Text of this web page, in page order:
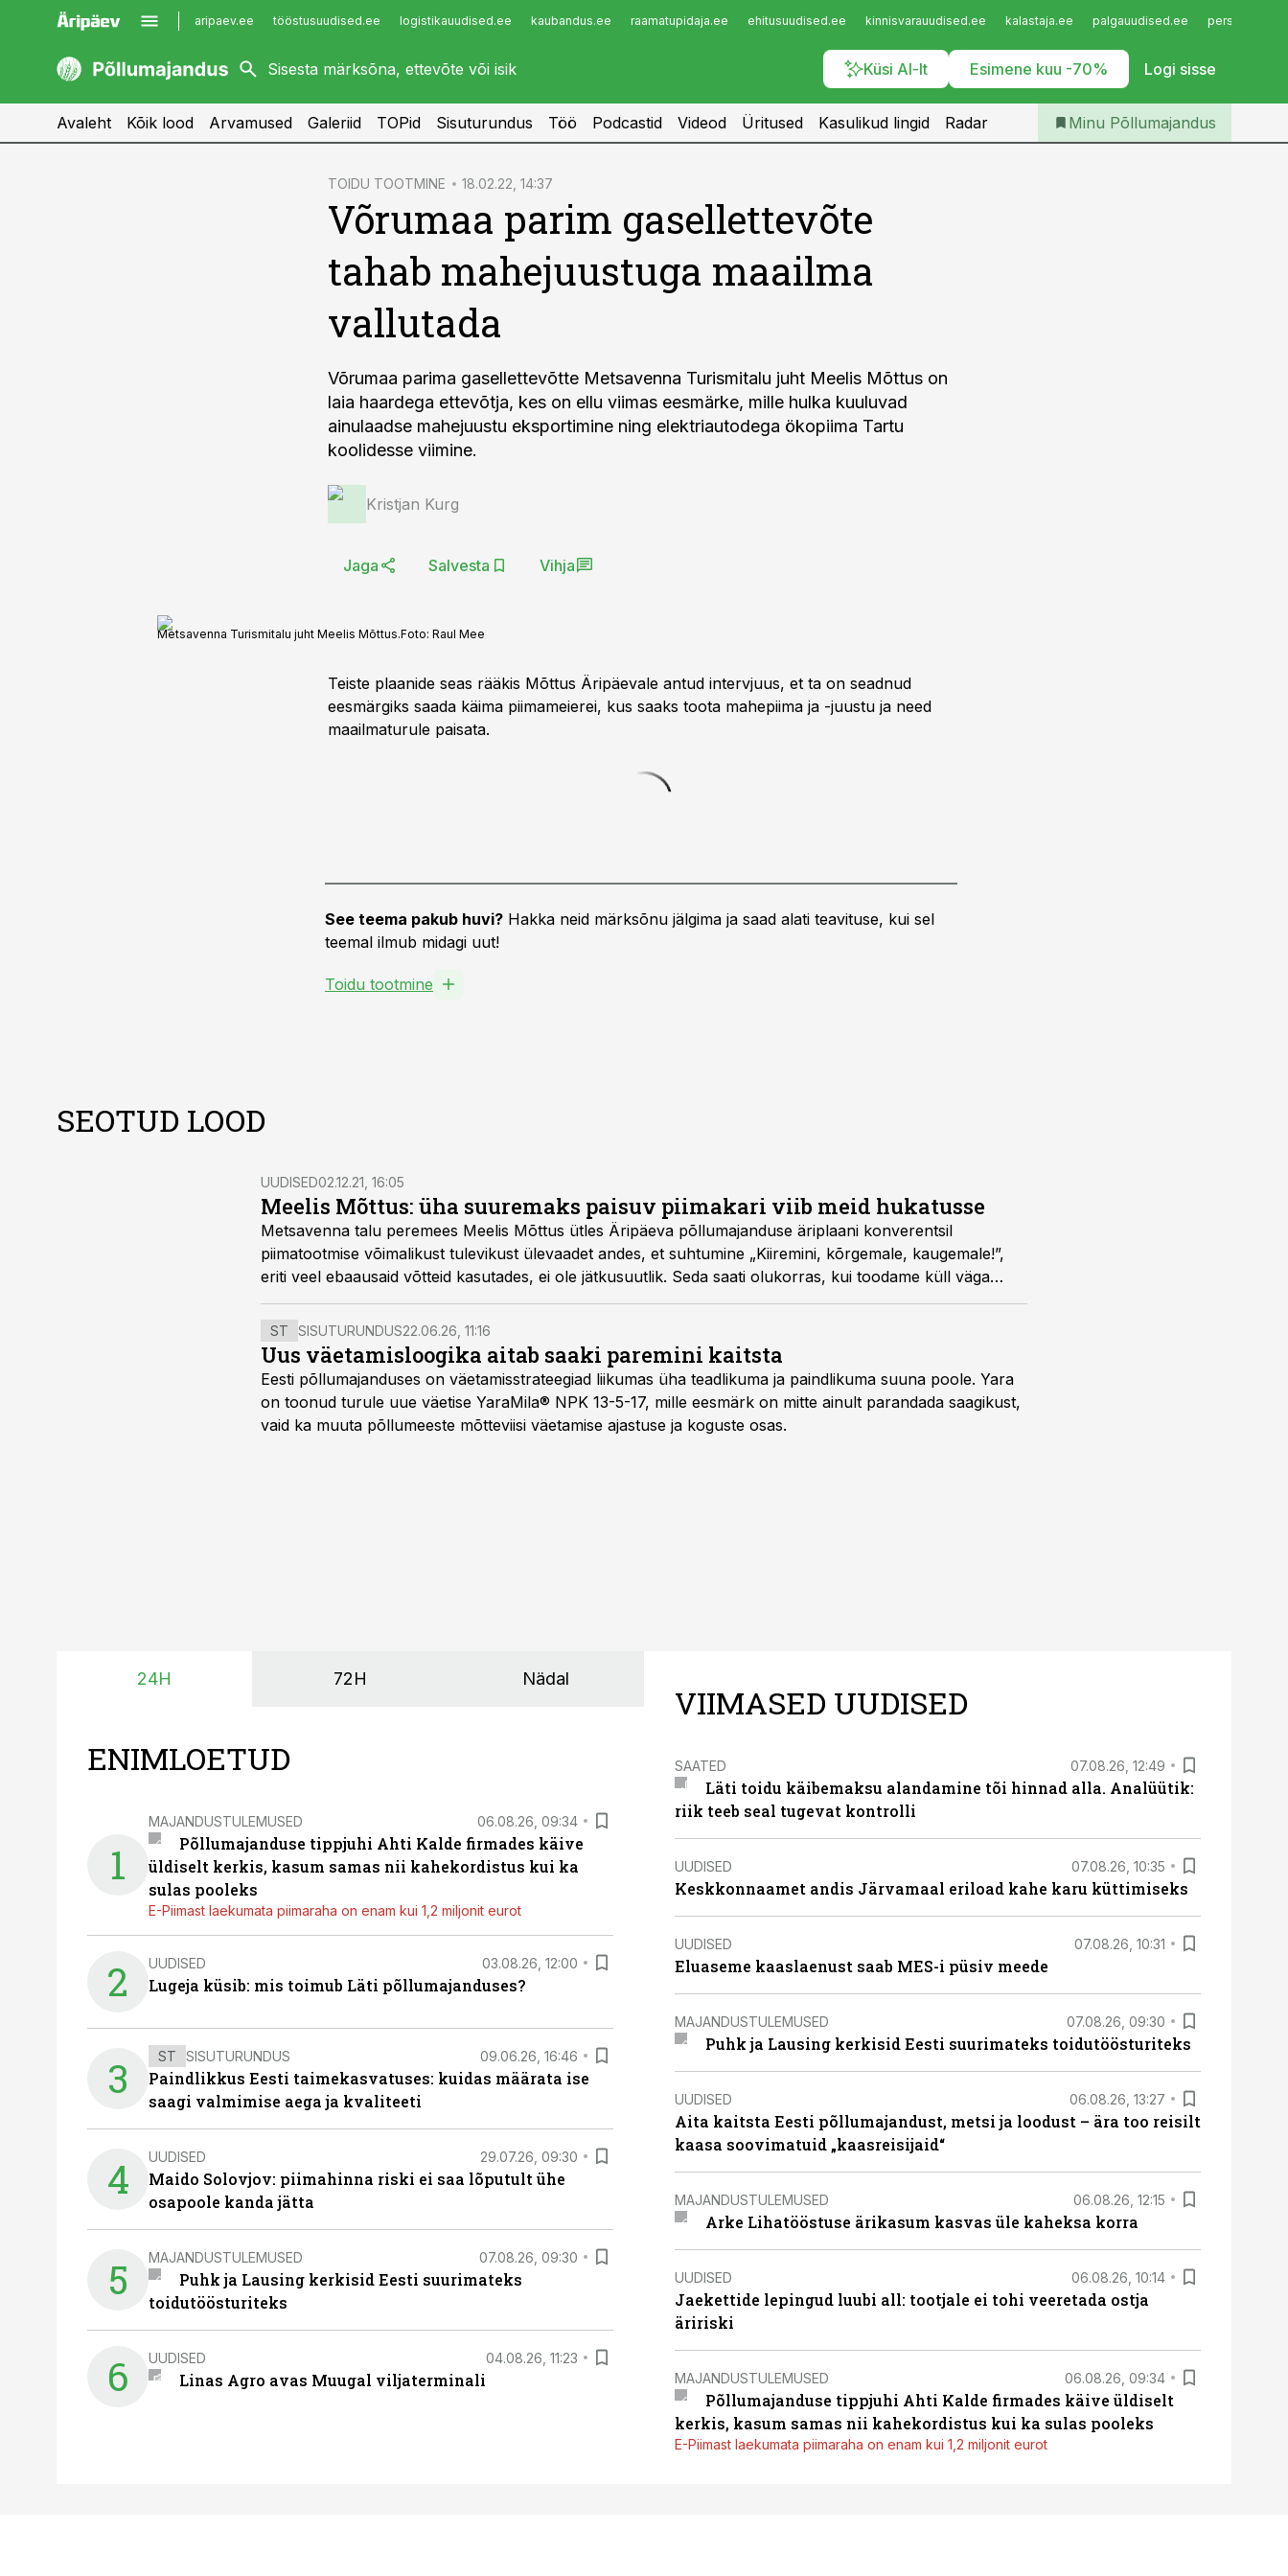
aripaev.ee tööstusuudised.ee logistikauudised.ee kaubandus.ee raamatupidaja.ee ehitusuudised.ee kinnisvarauudised.ee kalastaja.ee palgauudised.ee
Küsi AI-lt Esimene kuu -70% Logi sisse
kaubandus.ee
kinnisvarauudised.ee
imelineajalugu.ee
Infopank
Iseteenindus
Telli Põllumajandus
Avaleht Kõik lood Arvamused Galeriid TOPid Sisuturundus Töö Podcastid Videod Üritused Kasulikud lingid Radar Minu Põllumajandus
TOIDU TOOTMINE 18.02.22, 14:37
Võrumaa parim gasellettevõte
tahab mahejuustuga maailma
vallutada
Võrumaa parima gasellettevõtte Metsavenna Turismitalu juht Meelis Mõttus on
laia haardega ettevõtja, kes on ellu viimas eesmärke, mille hulka kuuluvad
ainulaadse mahejuustu eksportimine ning elektriautodega ökopiima Tartu
koolidesse viimine.
Kristjan Kurg
Jaga Salvesta Vihja
Metsavenna Turismitalu juht Meelis Mõttus.Foto: Raul Mee
Teiste plaanide seas rääkis Mõttus Äripäevale antud intervjuus, et ta on seadnud
eesmärgiks saada käima piimameierei, kus saaks toota mahepiima ja -juustu ja need
maailmaturule paisata.
See teema pakub huvi? Hakka neid märksõnu jälgima ja saad alati teavituse, kui sel
teemal ilmub midagi uut!
Toidu tootmine
SEOTUD LOOD
UUDISED02.12.21, 16:05
Meelis Mõttus: üha suuremaks paisuv piimakari viib meid hukatusse
Metsavenna talu peremees Meelis Mõttus ütles Äripäeva põllumajanduse äriplaani konverentsil
piimatootmise võimalikust tulevikust ülevaadet andes, et suhtumine „Kiiremini, kõrgemale, kaugemale!”,
eriti veel ebaausaid võtteid kasutades, ei ole jätkusuutlik. Seda saati olukorras, kui toodame küll väga
kvaliteetset, aga maailma odavaimat toorpiima.
ST SISUTURUNDUS22.06.26, 11:16
Uus väetamisloogika aitab saaki paremini kaitsta
Eesti põllumajanduses on väetamisstrateegiad liikumas üha teadlikuma ja paindlikuma suuna poole. Yara
on toonud turule uue väetise YaraMila® NPK 13-5-17, mille eesmärk on mitte ainult parandada saagikust,
vaid ka muuta põllumeeste mõtteviisi väetamise ajastuse ja koguste osas.
24H 72H Nädal
ENIMLOETUD
1
MAJANDUSTULEMUSED 06.08.26, 09:34
Põllumajanduse tippjuhi Ahti Kalde firmades käive
üldiselt kerkis, kasum samas nii kahekordistus kui ka
sulas pooleks
E-Piimast laekumata piimaraha on enam kui 1,2 miljonit eurot
2 UUDISED 03.08.26, 12:00
Lugeja küsib: mis toimub Läti põllumajanduses?
3 ST SISUTURUNDUS 09.06.26, 16:46
Paindlikkus Eesti taimekasvatuses: kuidas määrata ise
saagi valmimise aega ja kvaliteeti
4 UUDISED 29.07.26, 09:30
Maido Solovjov: piimahinna riski ei saa lõputult ühe
osapoole kanda jätta
5 MAJANDUSTULEMUSED 07.08.26, 09:30
Puhk ja Lausing kerkisid Eesti suurimateks
toidutöösturiteks
6 UUDISED 04.08.26, 11:23
Linas Agro avas Muugal viljaterminali
VIIMASED UUDISED
SAATED 07.08.26, 12:49
Läti toidu käibemaksu alandamine tõi hinnad alla. Analüütik:
riik teeb seal tugevat kontrolli
UUDISED 07.08.26, 10:35
Keskkonnaamet andis Järvamaal eriload kahe karu küttimiseks
UUDISED 07.08.26, 10:31
Eluaseme kaaslaenust saab MES-i püsiv meede
MAJANDUSTULEMUSED 07.08.26, 09:30
Puhk ja Lausing kerkisid Eesti suurimateks toidutöösturiteks
UUDISED 06.08.26, 13:27
Aita kaitsta Eesti põllumajandust, metsi ja loodust – ära too reisilt
kaasa soovimatuid „kaasreisijaid“
MAJANDUSTULEMUSED 06.08.26, 12:15
Arke Lihatööstuse ärikasum kasvas üle kaheksa korra
UUDISED 06.08.26, 10:14
Jaekettide lepingud luubi all: tootjale ei tohi veeretada ostja
äririski
MAJANDUSTULEMUSED 06.08.26, 09:34
Põllumajanduse tippjuhi Ahti Kalde firmades käive üldiselt
kerkis, kasum samas nii kahekordistus kui ka sulas pooleks
E-Piimast laekumata piimaraha on enam kui 1,2 miljonit eurot